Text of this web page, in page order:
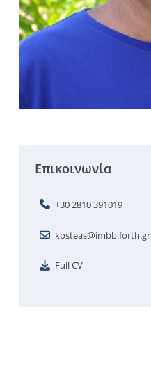
Επικοινωνία
+30 2810 391019
kosteas@imbb.forth.gr
Full CV